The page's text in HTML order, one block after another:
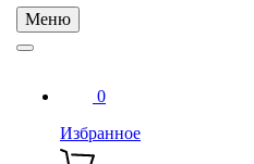
Меню
0
Избранное